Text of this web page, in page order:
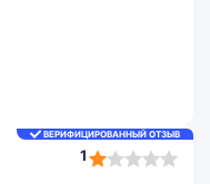
ВЕРИФИЦИРОВАННЫЙ ОТЗЫВ
1
1,0
rating